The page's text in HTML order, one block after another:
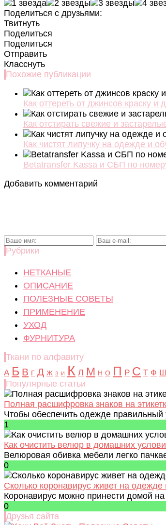
Поделиться с друзьями:
Твитнуть
Поделиться
Поделиться
Отправить
Класснуть
Похожие публикации
Как оттереть от джинсов краску
Как отстирать свежие и
Как чистят липучку на одежде и
Betatransfer Kassa и СБП по
Добавить комментарий
Рубрики
НЕТКАНЫЕ
ОПИСАНИЕ
ПОЛЕЗНЫЕ СОВЕТЫ
ПРИМЕНЕНИЕ
УХОД
ФУРНИТУРА
Ткани по алфавиту
А Б В Г Д Ж З И К Л М Н О П Р С Т Ф Ш
Популярные статьи
Полная расшифровка знаков на
Чтобы обеспечить одежде правильный
1
Как очистить велюр в домашних
Велюровая обивка мебели легко
0
Сколько коронавирус живет на
Коронавирус можно принести домой
0
Друзья сайта